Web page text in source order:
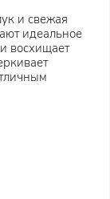
и свежая
идеальное
восхищает